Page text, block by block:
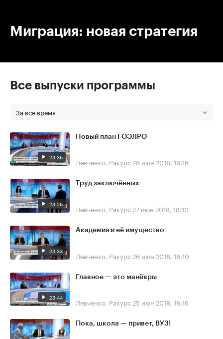
Миграция: новая стратегия
Все выпуски программы
За все время
23:36
Новый план ГОЭЛРО
Левченко. Ракурс 28 июн 2018, 18:16
23:56
Труд заключённых
Левченко. Ракурс 27 июн 2018, 18:10
23:33
Академия и её имущество
Левченко. Ракурс 26 июн 2018, 18:10
23:44
Главное — это манёвры
Левченко. Ракурс 25 июн 2018, 18:16
Пока, школа — привет, ВУЗ!